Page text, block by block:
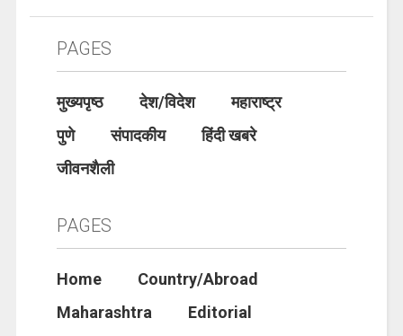
PAGES
मुख्यपृष्ठ देश/विदेश
महाराष्ट्र
पुणे
संपादकीय
हिंदी खबरे
जीवनशैली
PAGES
Home
Country/Abroad
Maharashtra
Editorial